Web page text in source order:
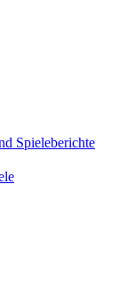
Spieleberichte